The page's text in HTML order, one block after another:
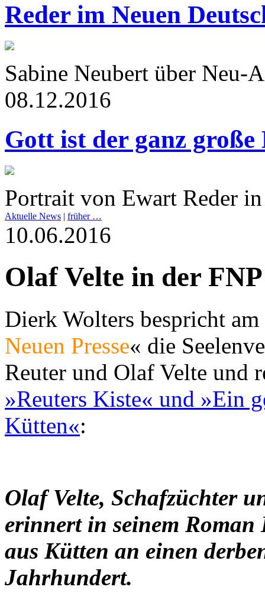
Reder im Neuen
Sabine Neubert über Neu-
08.12.2016
Gott ist der ganz
Portrait von Ewart Reder
Aktuelle News | früher …
10.06.2016
Olaf Velte in der FNP
Dierk Wolters bespricht
Neuen Presse« die
Reuter und Olaf Velte und
»Reuters Kiste« und »Ein
Kütten«:
Olaf Velte, Schafzüchter
erinnert in seinem
aus Kütten an einen
Jahrhundert.